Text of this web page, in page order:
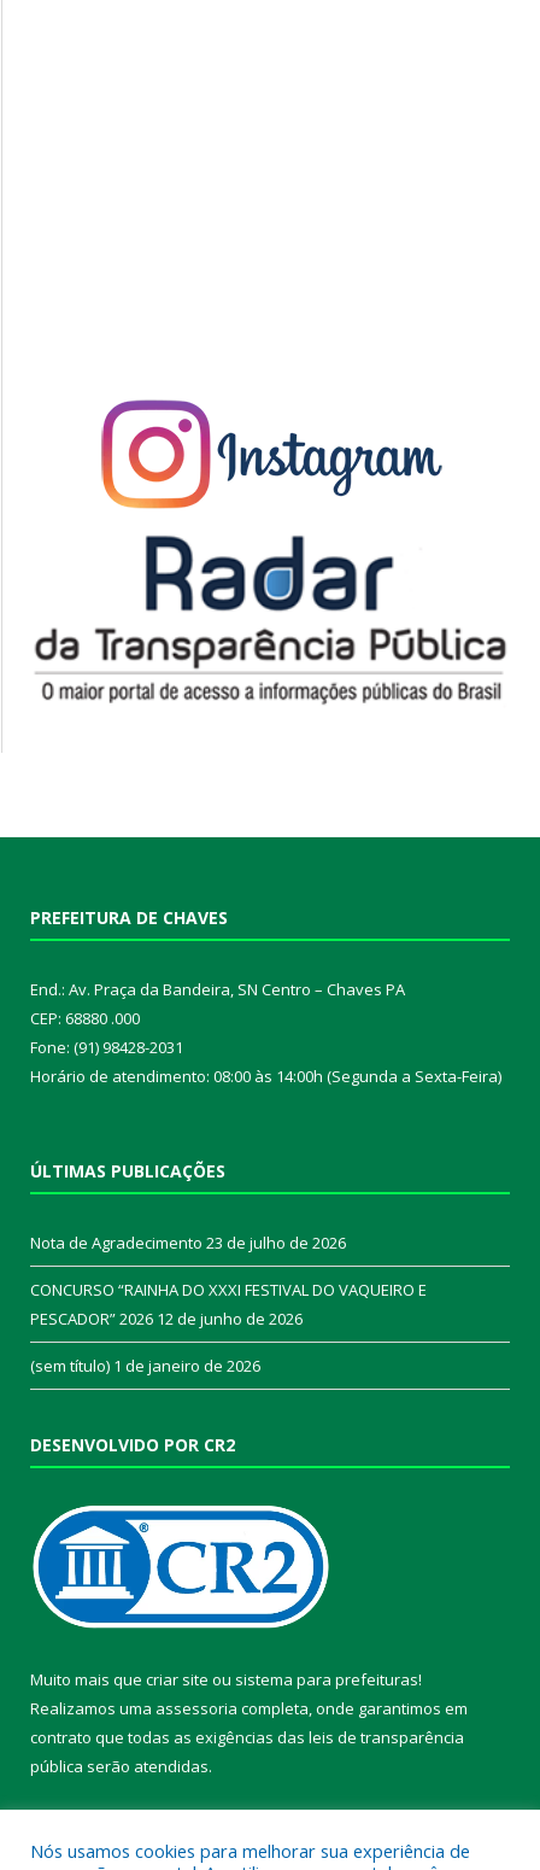
PREFEITURA DE CHAVES
End.: Av. Praça da Bandeira, SN Centro – Chaves PA
CEP: 68880 .000
Fone: (91) 98428-2031
Horário de atendimento: 08:00 às 14:00h (Segunda a Sexta-Feira)
ÚLTIMAS PUBLICAÇÕES
Nota de Agradecimento 23 de julho de 2026
CONCURSO “RAINHA DO XXXI FESTIVAL DO VAQUEIRO E
PESCADOR” 2026 12 de junho de 2026
(sem título) 1 de janeiro de 2026
DESENVOLVIDO POR CR2
Muito mais que criar site ou sistema para prefeituras!
Realizamos uma assessoria completa, onde garantimos em
contrato que todas as exigências das leis de transparência
pública serão atendidas.
Nós usamos cookies para melhorar sua experiência de